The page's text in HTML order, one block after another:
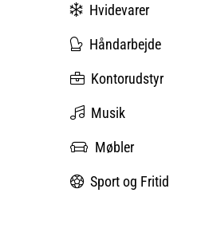
Hvidevarer
Håndarbejde
Kontorudstyr
Musik
Møbler
Sport og Fritid